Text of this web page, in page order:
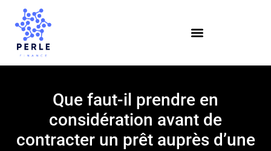
Que faut-il prendre en
considération avant de
contracter un prêt auprès d’une